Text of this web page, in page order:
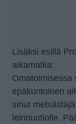
Lisäksi esillä
aikamatka:
Omatoimisessa
epäkuntoinen
sinut
leirinuotiolle.